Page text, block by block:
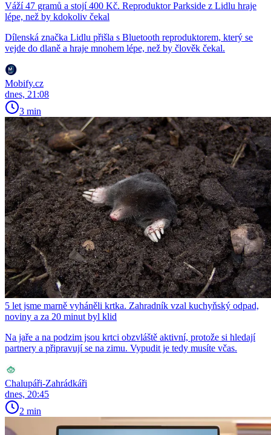
Váží 47 gramů a stojí 400 Kč. Reproduktor Parkside z Lidlu hraje
lépe, než by kdokoliv čekal
Dílenská značka Lidlu přišla s Bluetooth reproduktorem, který se
vejde do dlaně a hraje mnohem lépe, než by člověk čekal.
Mobify.cz
dnes, 21:08
3 min
5 let jsme marně vyháněli krtka. Zahradník vzal kuchyňský odpad,
noviny a za 20 minut byl klid
Na jaře a na podzim jsou krtci obzvláště aktivní, protože si hledají
partnery a připravují se na zimu. Vypudit je tedy musíte včas.
Chalupáři-Zahrádkáři
dnes, 20:45
2 min